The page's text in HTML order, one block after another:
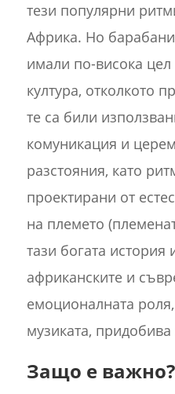
тези популярни
Африка. Но
имали по-висока цел
култура, отколкото
те са били
комуникация и
разстояния, като
проектирани от
на племето
тази богата
африканските и
емоционалната
музиката,
Защо е важно?